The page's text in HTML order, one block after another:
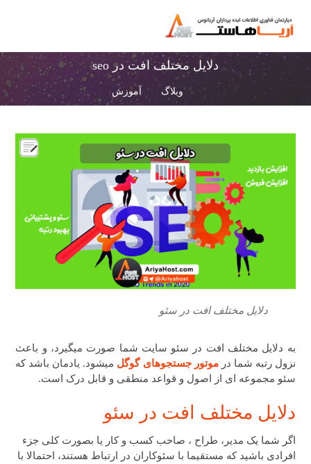
دلایل مختلف افت در seo
وبلاگ آموزش
دلایل مختلف افت در سئو
به دلایل مختلف افت در سئو سایت شما صورت میگیرد، و باعث
نزول رتبه شما درموتور جستجوهای گوگل میشود. یادمان باشد که
سئو مجموعه ای از اصول و قواعد منطقی و قابل درک است.
دلایل مختلف افت در سئو
اگر شما یک مدیر، طراح ، صاحب کسب و کار یا بصورت کلی جزء
افرادی باشید که مستقیما با سئوکاران در ارتباط هستند، احتمالا با